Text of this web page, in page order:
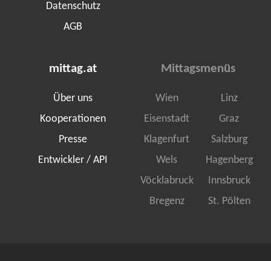
Datenschutz
AGB
mittag.at
Über uns
Kooperationen
Presse
Entwickler / API
Mittagsmenüs
Wien
Linz
Eisenstadt
Graz
Klagenfurt
Salzburg
Wels
Hagenberg
Vöcklabruck
Innsbruck
Bregenz
St. Pölten